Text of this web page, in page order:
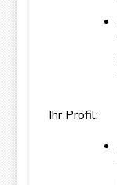
Ihr Profil: